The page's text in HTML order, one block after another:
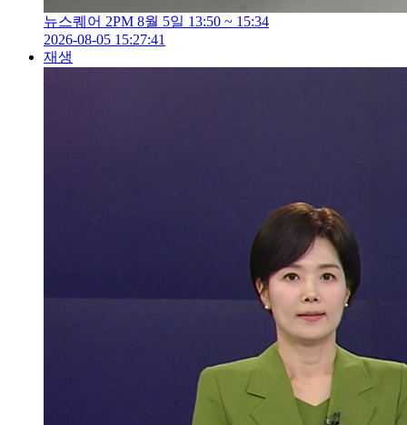
뉴스퀘어 2PM 8월 5일 13:50 ~ 15:34
2026-08-05 15:27:41
재생